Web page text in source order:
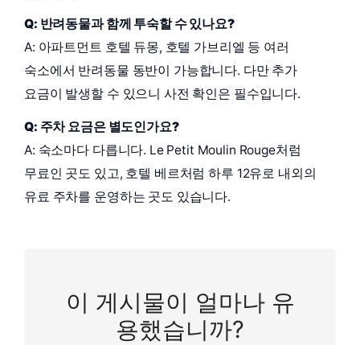
Q: 반려동물과 함께 투숙할 수 있나요?
A: 아파트먼트 호텔 듀몽, 호텔 가브리엘 등 여러
숙소에서 반려동물 동반이 가능합니다. 다만 추가
요금이 발생할 수 있으니 사전 확인은 필수입니다.
Q: 주차 요금은 별도인가요?
A: 숙소마다 다릅니다. Le Petit Moulin Rouge처럼
무료인 곳도 있고, 호텔 베르처럼 하루 12유로 내외의
유료 주차를 운영하는 곳도 있습니다.
이 게시물이 얼마나 유
용했습니까?